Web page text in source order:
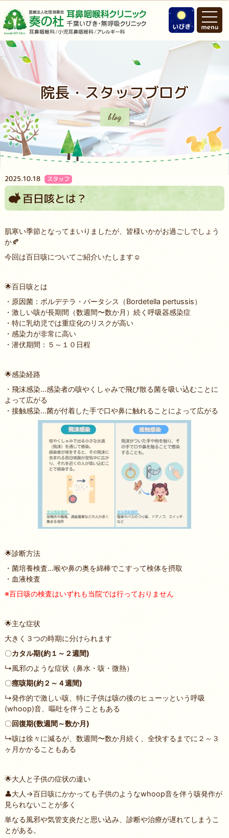
院長・スタッフブログ
blog
2025.10.18 スタッフ
百日咳とは？
肌寒い季節となってまいりましたが、皆様いかがお過ごしでしょう
か🍂
今回は百日咳についてご紹介いたします☺
🌟百日咳とは
・原因菌：ボルデテラ・パータシス（Bordetella pertussis）
・激しい咳が長期間（数週間〜数か月）続く呼吸器感染症
・特に乳幼児では重症化のリスクが高い
・感染力が非常に高い
・潜伏期間：５～１０日程
🌟感染経路
・飛沫感染…感染者の咳やくしゃみで飛び散る菌を吸い込むことに
よって広がる
・接触感染…菌が付着した手で口や鼻に触れることによって広がる
🌟診断方法
・菌培養検査…喉や鼻の奥を綿棒でこすって検体を摂取
・血液検査
※百日咳の検査はいずれも当院では行っておりません
🌟主な症状
大きく３つの時期に分けられます
〇カタル期(約１～２週間)
↳風邪のような症状（鼻水・咳・微熱）
〇痙咳期(約２～４週間)
↳発作的で激しい咳、特に子供は咳の後のヒューッという呼吸
(whoop)音、嘔吐を伴うこともある
〇回復期(数週間～数か月)
↳咳は徐々に減るが、数週間〜数か月続く、全快するまでに２～３
ヶ月かかることもある
🌟大人と子供の症状の違い
👤大人→百日咳にかかっても子供のようなwhoop音を伴う咳発作が
見られないことが多く
単なる風邪や気管支炎だと思い込み、診断や治療が遅れてしまうこ
とがある。